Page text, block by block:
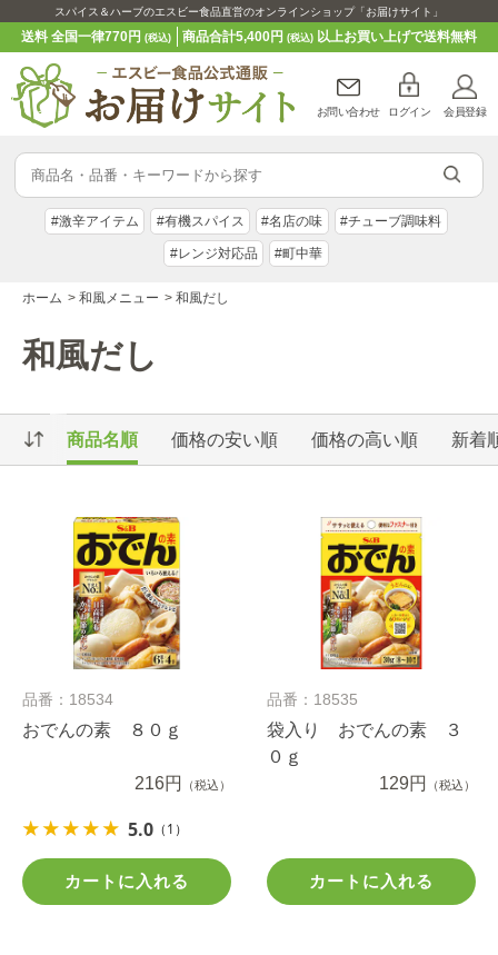
スパイス＆ハーブのエスビー食品直営のオンラインショップ「お届けサイト」
送料 全国一律770円(税込) 商品合計5,400円 (税込)以上お買い上げで送料無料
お問い合わせ ログイン 会員登録
#激辛アイテム #有機スパイス #名店の味 #チューブ調味料
#レンジ対応品 #町中華
ホーム > 和風メニュー > 和風だし
和風だし
商品名順 価格の安い順 価格の高い順 新着
品番：18534
おでんの素 ８０ｇ
216円 （税込）
5.0 （1）
カートに入れる
品番：18535
袋入り おでんの素 ３
０ｇ
129円
（税込）
カートに入れる